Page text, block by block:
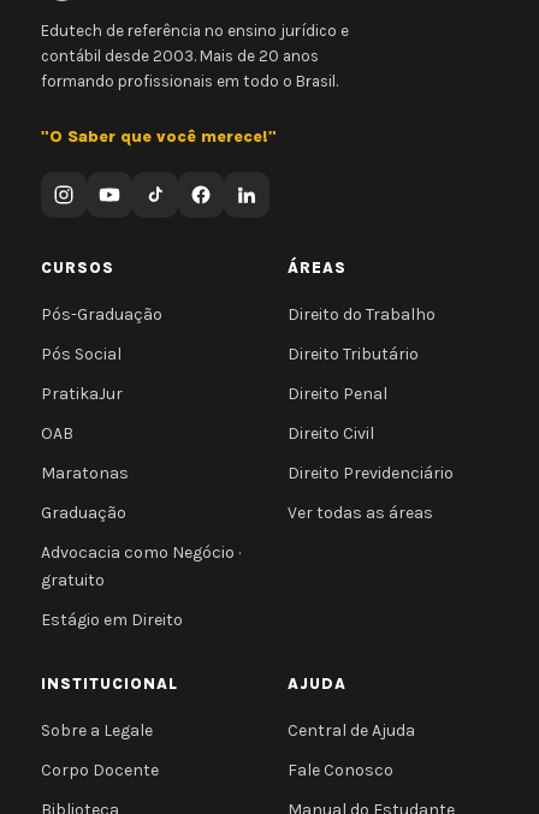
Edutech de referência no ensino jurídico e
contábil desde 2003. Mais de 20 anos
formando profissionais em todo o Brasil.
"O Saber que você merece!"
CURSOS
Pós-Graduação
Pós Social
PratikaJur
OAB
Maratonas
Graduação
Advocacia como Negócio ·
gratuito
Estágio em Direito
ÁREAS
Direito do Trabalho
Direito Tributário
Direito Penal
Direito Civil
Direito Previdenciário
Ver todas as áreas
INSTITUCIONAL
Sobre a Legale
Corpo Docente
Biblioteca
AJUDA
Central de Ajuda
Fale Conosco
Manual do Estudante